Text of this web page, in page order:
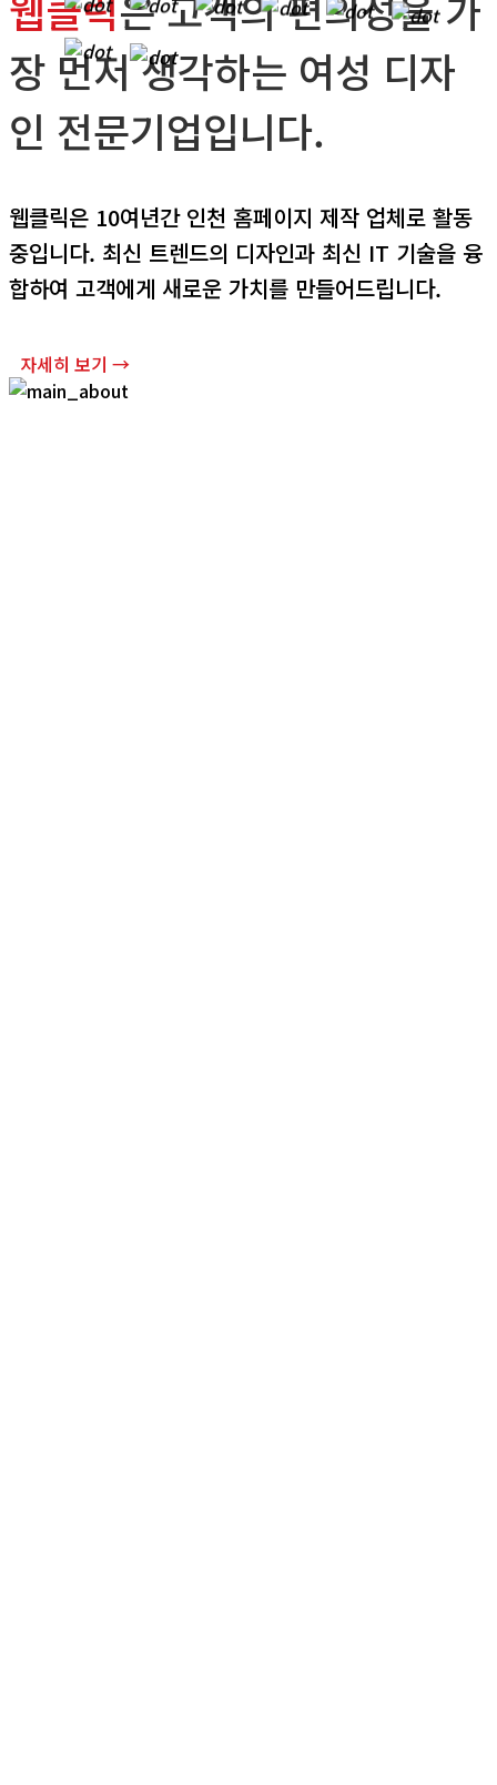
장 먼저 생각하는 여성 디자
인 전문기업입니다.
웹클릭은 10여년간 인천 홈페이지 제작 업체로 활동
중입니다. 최신 트렌드의 디자인과 최신 IT 기술을 융
합하여 고객에게 새로운 가치를 만들어드립니다.
자세히 보기 →